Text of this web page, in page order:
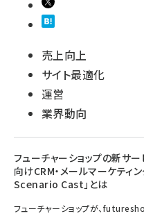
売上向上
サイト最適化
運営
業界動向
フューチャーショップの新サ
向けCRM・メールマーケティ
Scenario Cast」とは
フューチャーショップが、